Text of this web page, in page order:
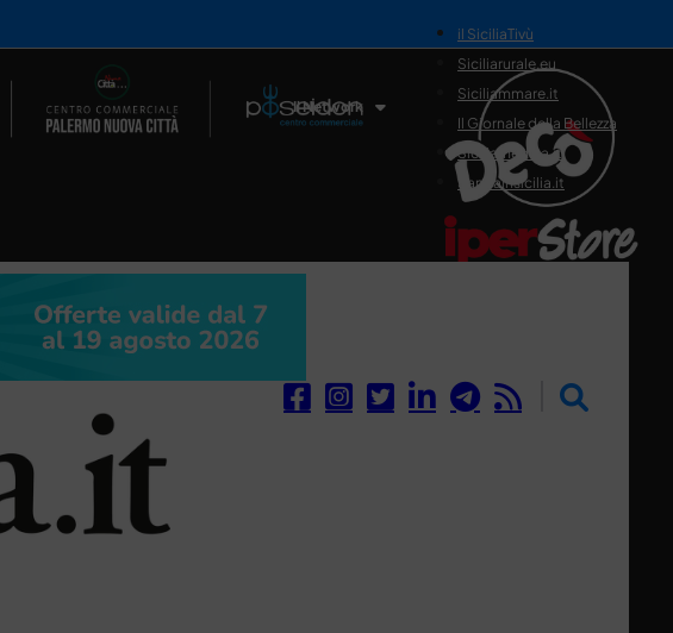
Il Network
il SiciliaTivù
Siciliarurale.eu
Siciliammare.it
Il Giornale della Bellezza
Siciliamedica.it
Sanitainsicilia.it